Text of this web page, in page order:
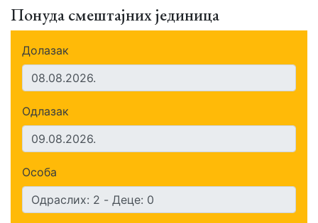
Понуда смештајних јединица
Долазак
Одлазак
Особа